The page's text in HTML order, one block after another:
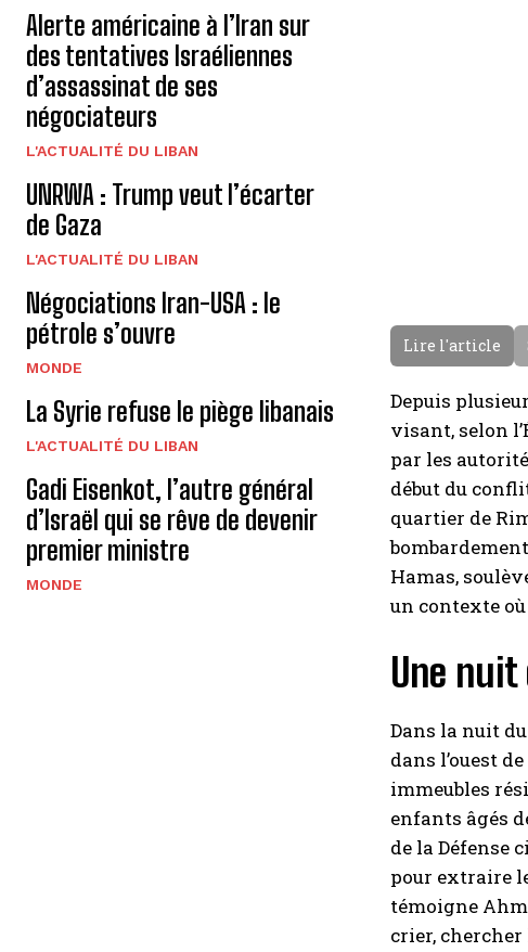
Alerte américaine à l’Iran sur
des tentatives Israéliennes
d’assassinat de ses
négociateurs
L'ACTUALITÉ DU LIBAN
UNRWA : Trump veut l’écarter
de Gaza
L'ACTUALITÉ DU LIBAN
Négociations Iran-USA : le
pétrole s’ouvre
MONDE
La Syrie refuse le piège libanais
L'ACTUALITÉ DU LIBAN
Gadi Eisenkot, l’autre général
d’Israël qui se rêve de devenir
premier ministre
MONDE
Lire l'article
Depuis
visant, selon
par les
début du
quartier de
Hamas,
un contexte
Une
Dans la nuit
dans l’ouest
immeubles
enfants âgés
de la Défense
pour extraire
témoigne
crier, chercher